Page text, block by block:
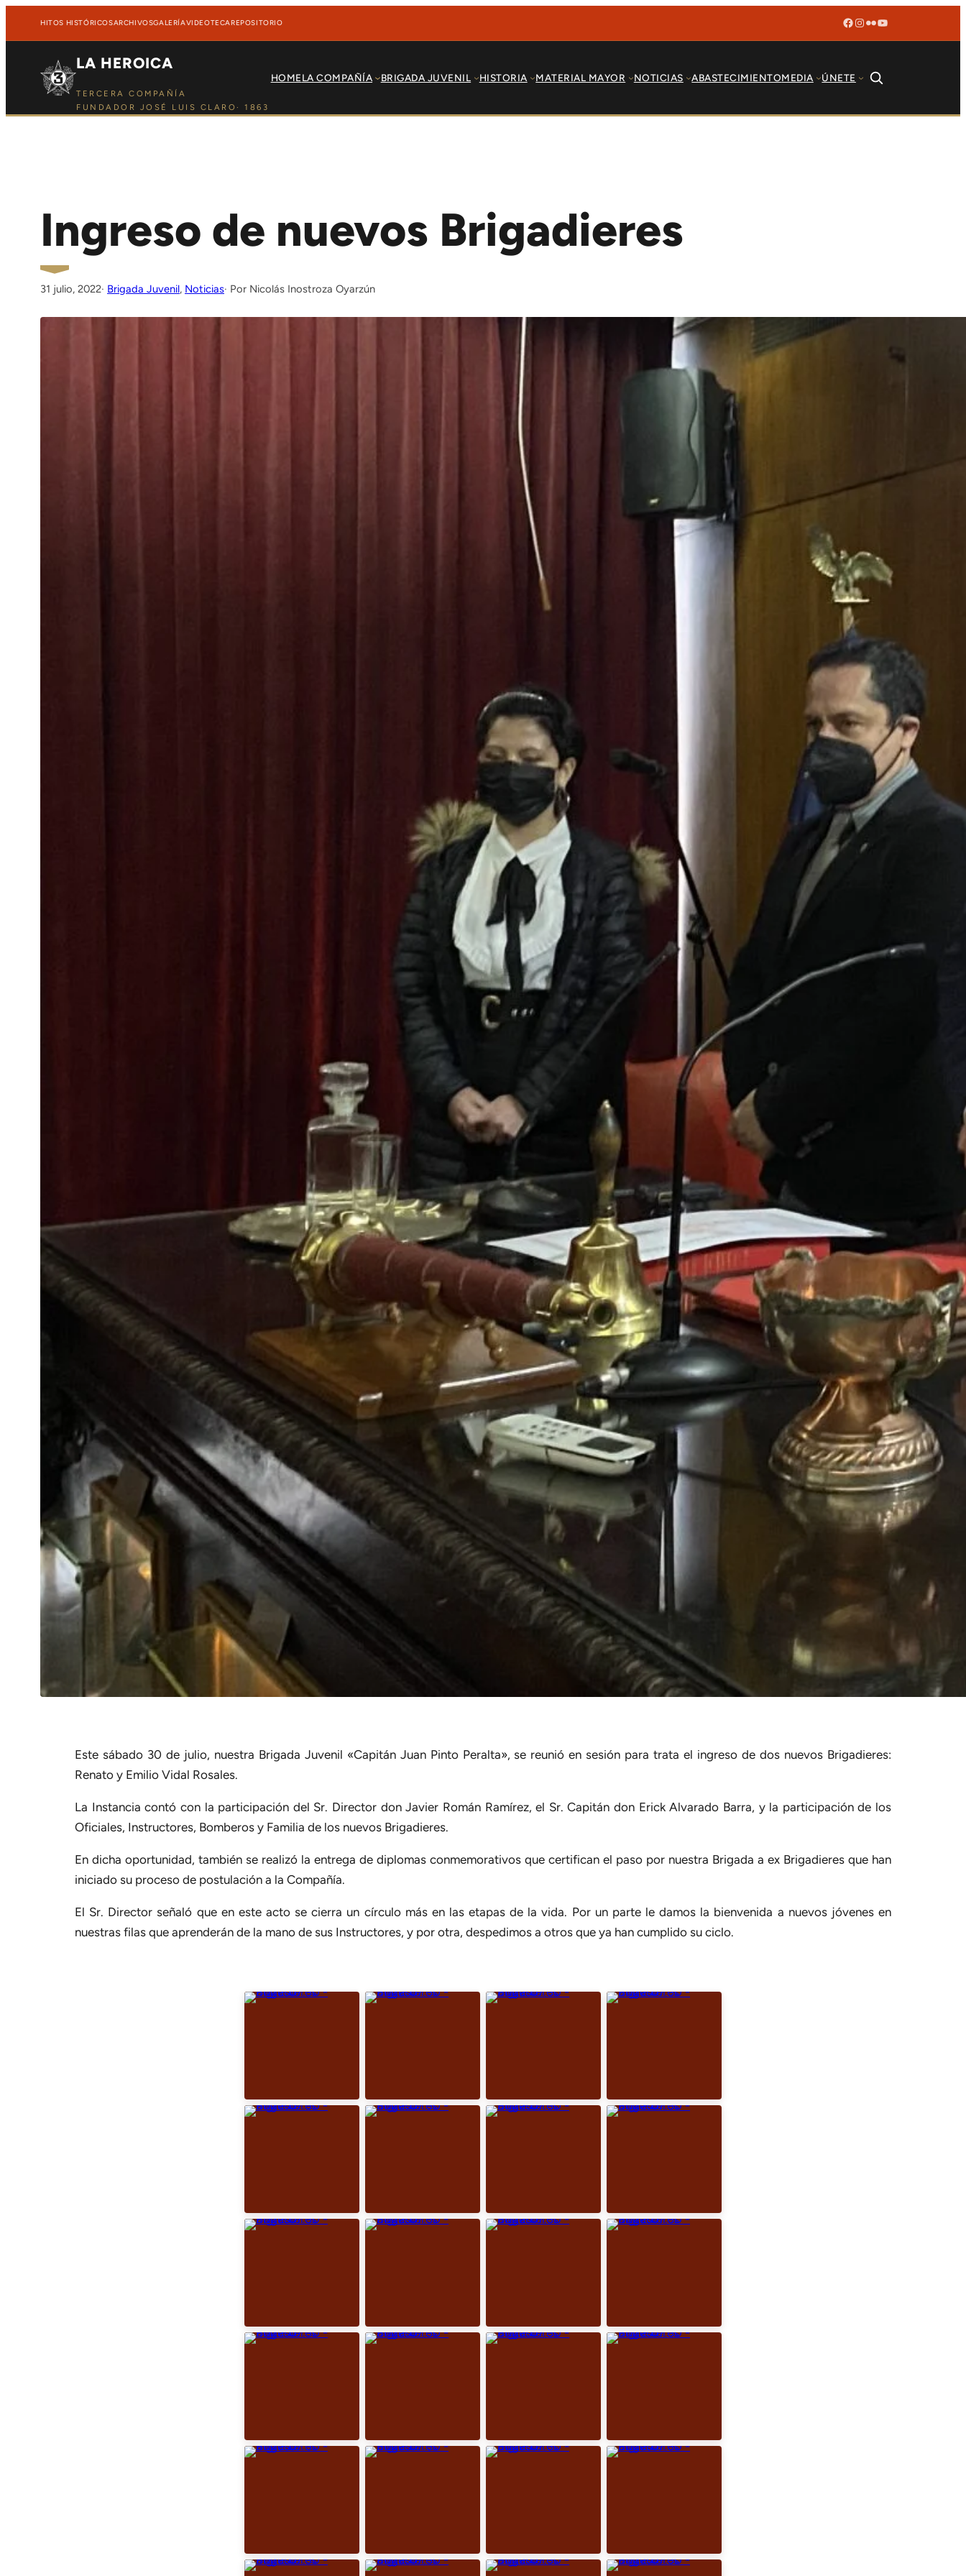
Saltar al contenido
Saltar al contenido
HITOS HISTÓRICOSARCHIVOSGALERÍAVIDEOTECAREPOSITORIO Facebook
Instagram
FlickrYouTube
LA HEROICA
TERCERA COMPAÑÍA
FUNDADOR JOSÉ LUIS CLARO· 1863
HOMELA COMPAÑÍA BRIGADA JUVENIL HISTORIA MATERIAL MAYOR NOTICIAS ABASTECIMIENTOMEDIA ÚNETE
Ingreso de nuevos Brigadieres
31 julio, 2022· Brigada Juvenil, Noticias Nicolás Inostroza Oyarzún
Este sábado 30 de julio, nuestra Brigada Juvenil «Capitán Juan Pinto Peralta», se reunió en sesión para trata el ingreso de dos nuevos Brigadieres:
Renato y Emilio Vidal Rosales.
La Instancia contó con la participación del Sr. Director don Javier Román Ramírez, el Sr. Capitán don Erick Alvarado Barra, y la participación de los
Oficiales, Instructores, Bomberos y Familia de los nuevos Brigadieres.
En dicha oportunidad, también se realizó la entrega de diplomas conmemorativos que certifican el paso por nuestra Brigada a ex Brigadieres que han
iniciado su proceso de postulación a la Compañía.
El Sr. Director señaló que en este acto se cierra un círculo más en las etapas de la vida. Por un parte le damos la bienvenida a nuevos jóvenes en
nuestras filas que aprenderán de la mano de sus Instructores, y por otra, despedimos a otros que ya han cumplido su ciclo.